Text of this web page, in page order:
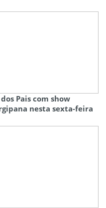
Pais com show
nesta sexta-feira